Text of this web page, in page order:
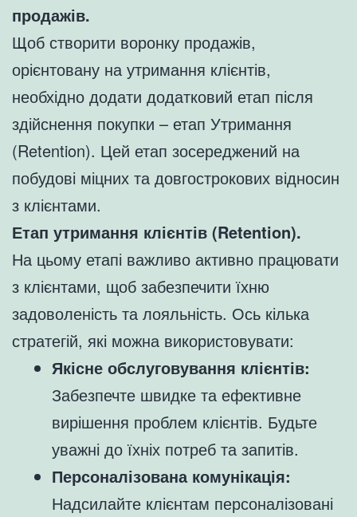
продажів.
Щоб створити воронку продажів,
орієнтовану на утримання клієнтів,
необхідно додати додатковий етап після
здійснення покупки – етап Утримання
(Retention). Цей етап зосереджений на
побудові міцних та довгострокових відносин
з клієнтами.
Етап утримання клієнтів (Retention).
На цьому етапі важливо активно працювати
з клієнтами, щоб забезпечити їхню
задоволеність та лояльність. Ось кілька
стратегій, які можна використовувати:
Якісне обслуговування клієнтів:
Забезпечте швидке та ефективне
вирішення проблем клієнтів. Будьте
уважні до їхніх потреб та запитів.
Персоналізована комунікація:
Надсилайте клієнтам персоналізовані